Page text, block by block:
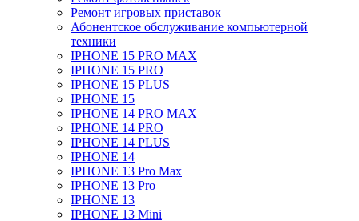
Ремонт игровых приставок
Абонентское обслуживание компьютерной
техники
IPHONE 15 PRO MAX
IPHONE 15 PRO
IPHONE 15 PLUS
IPHONE 15
IPHONE 14 PRO MAX
IPHONE 14 PRO
IPHONE 14 PLUS
IPHONE 14
IPHONE 13 Pro Max
IPHONE 13 Pro
IPHONE 13
IPHONE 13 Mini